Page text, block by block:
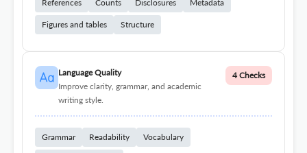
References Counts Disclosures Metadata
Figures and tables Structure
Language Quality
Improve clarity, grammar, and academic
writing style.
4 Checks
Grammar Readability Vocabulary